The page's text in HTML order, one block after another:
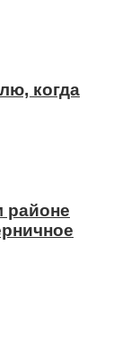
когда
районе